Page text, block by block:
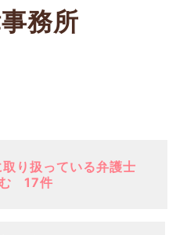
務所
り扱っている弁護士
17件